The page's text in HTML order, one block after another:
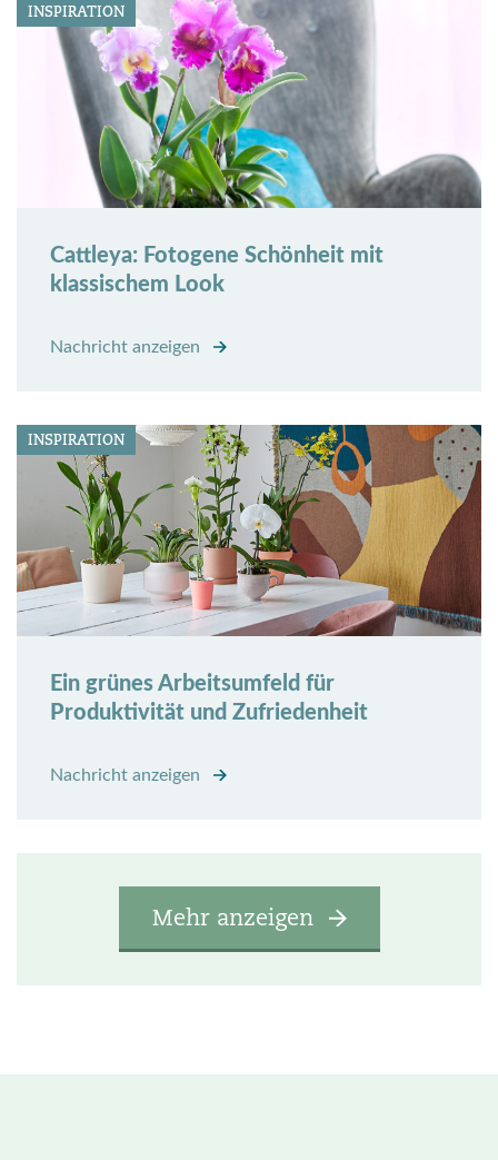
INSPIRATION
Cattleya: Fotogene Schönheit mit
klassischem Look
Nachricht anzeigen
INSPIRATION
Ein grünes Arbeitsumfeld für
Produktivität und Zufriedenheit
Nachricht anzeigen
Mehr anzeigen